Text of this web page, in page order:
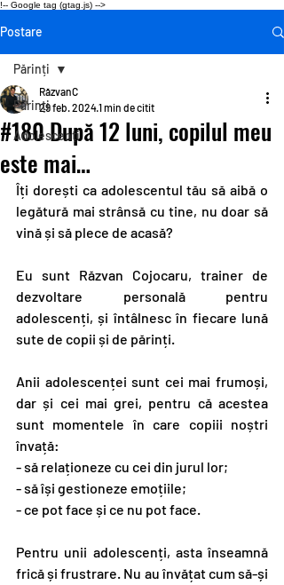
!-- Google tag (gtag.js) -->
Postare
Părinți
Adolescenți
Părinți
#180 După 12 luni, copilul meu
este mai…
RăzvanC
29 feb. 20241 min de citit
Îți dorești ca adolescentul tău să aibă o
legătură mai strânsă cu tine, nu doar să
vină și să plece de acasă?
Eu sunt Răzvan Cojocaru, trainer de
dezvoltare personală pentru
adolescenți, și întâlnesc în fiecare lună
sute de copii și de părinți.
Anii adolescenței sunt cei mai frumoși,
dar și cei mai grei, pentru că acestea
sunt momentele în care copiii noștri
învață:
- să relaționeze cu cei din jurul lor;
- să își gestioneze emoțiile;
- ce pot face și ce nu pot face.
Pentru unii adolescenți, asta înseamnă
frică și frustrare. Nu au învățat cum să-și